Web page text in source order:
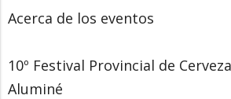
Acerca de los eventos
10º Festival Provincial de
Aluminé